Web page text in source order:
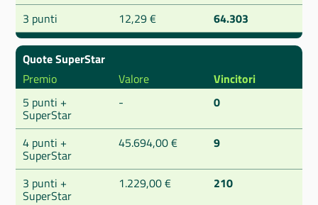
3 punti
12,29 € 64.303
Quote SuperStar
Premio
Valore
Vincitori
5 punti +
SuperStar
- 0
4 punti +
SuperStar
45.694,00 € 9
3 punti +
SuperStar
1.229,00 € 210